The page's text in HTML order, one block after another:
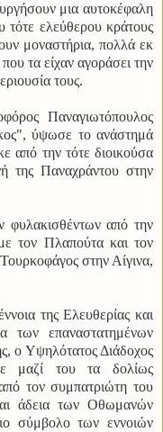
μια αυτοκέφαλη
τότε ελεύθερου κράτους
μοναστήρια, πολλά εκ
τα είχαν αγοράσει την
τους.
Παναγιωτόπουλος
ύψωσε το ανάστημά
από την τότε διοικούσα
της Παναχράντου στην
φυλακισθέντων από την
τον Πλαπούτα και τον
στην Αίγινα,
της Ελευθερίας και
των επαναστατημένων
ο Υψηλότατος Διάδοχος
μαζί του τα δολίως
τον συμπατριώτη του
άδεια των Οθωμανών
σύμβολο των εννοιών